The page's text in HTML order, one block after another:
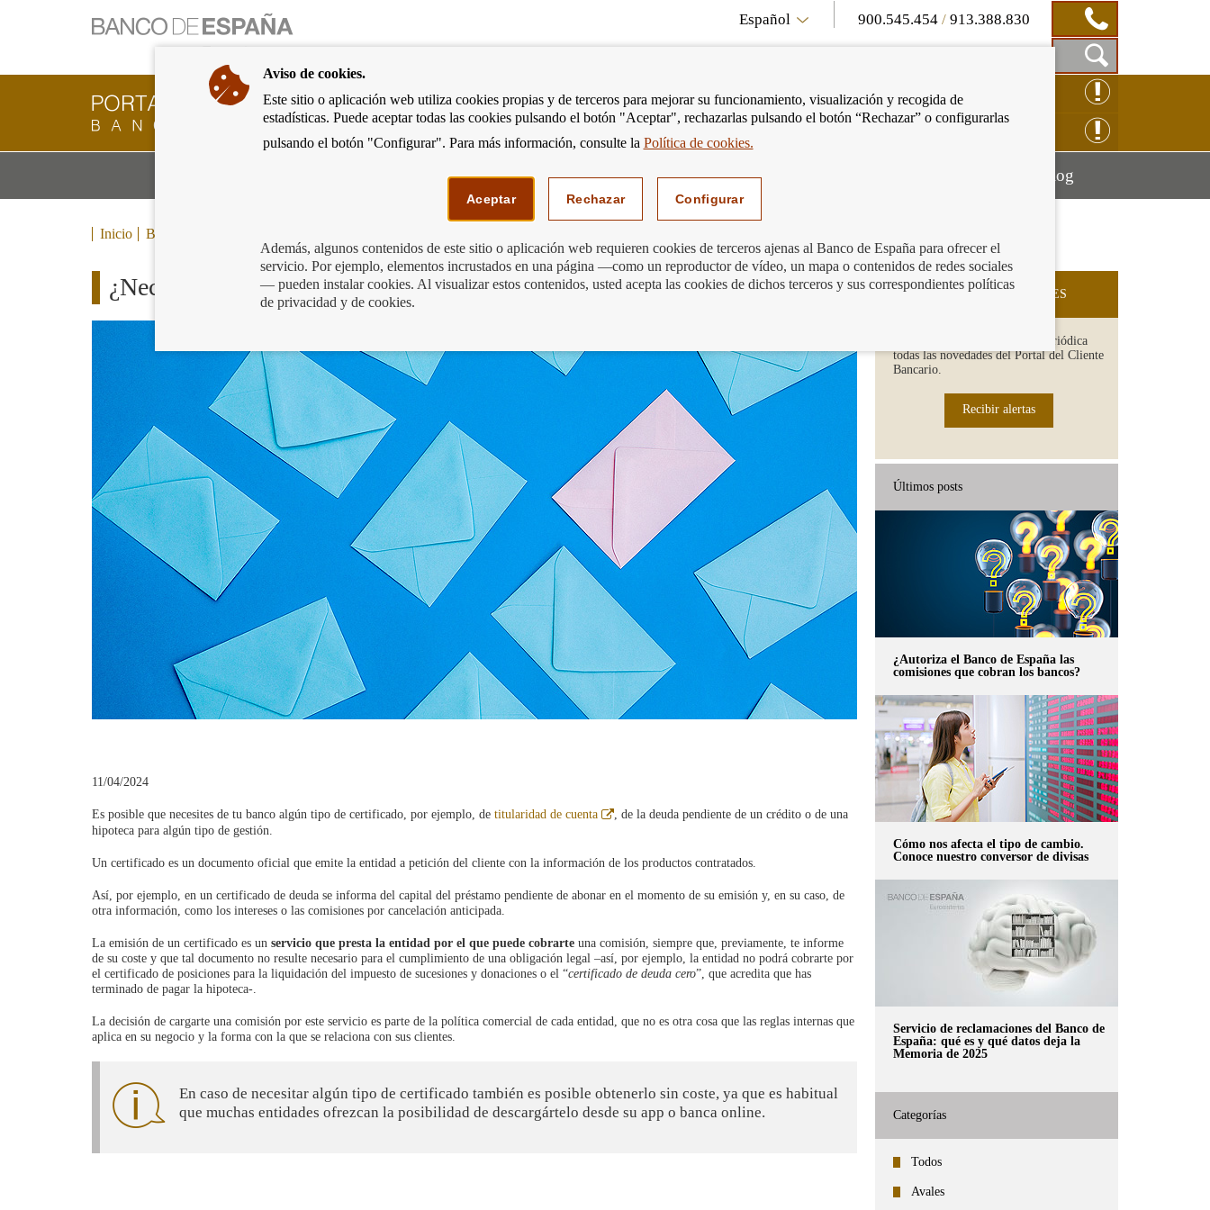
Ir
a
página
de
inicio
del
Español 900.545.454 /913.388.830
Mostrar
Caja
de
Búsqueda
Cliente
Bancario
Banco
ir
a
RECLAMACIÓN ONLINE
Podemos ayudarte Mostrar
menú
BlogMostrar
Inicio Blog
¿Necesitas un certificado de tu entidad?
11/04/2024
Es posible que necesites de tu banco algún tipo de certificado, por ejemplo, de titularidad de cuenta
Abre
, de la deuda pendiente de un crédito o de una
hipoteca para algún tipo de gestión.
Un certificado es un documento oficial que emite la entidad a petición del cliente con la información de los productos contratados.
Así, por ejemplo, en un certificado de deuda se informa del capital del préstamo pendiente de abonar en el momento de su emisión y, en su caso, de
otra información, como los intereses o las comisiones por cancelación anticipada.
La emisión de un certificado es un servicio que presta la entidad por el que puede cobrarte una comisión, siempre que, previamente, te informe
de su coste y que tal documento no resulte necesario para el cumplimiento de una obligación legal –así, por ejemplo, la entidad no podrá cobrarte por
el certificado de posiciones para la liquidación del impuesto de sucesiones y donaciones o el “certificado de deuda cero”, que acredita que has
terminado de pagar la hipoteca-.
La decisión de cargarte una comisión por este servicio es parte de la política comercial de cada entidad, que no es otra cosa que las reglas internas que
aplica en su negocio y la forma con la que se relaciona con sus clientes.
En caso de necesitar algún tipo de certificado también es posible obtenerlo sin coste, ya que es habitual
que muchas entidades ofrezcan la posibilidad de descargártelo desde su app o banca online.
SUSCRIPCIÓN A NOVEDADES
Recibe en tu email de forma periódica
todas las novedades del Portal del Cliente
Bancario.
Recibir alertas
Últimos posts
¿Autoriza el Banco de España las
comisiones que cobran los bancos?
Cómo nos afecta el tipo de cambio.
Conoce nuestro conversor de divisas
Servicio de reclamaciones del Banco de
España: qué es y qué datos deja la
Memoria de 2025
Categorías
Todos
Avales
Aviso de cookies.
Este sitio o aplicación web utiliza cookies propias y de terceros para mejorar su funcionamiento, visualización y recogida de
estadísticas. Puede aceptar todas las cookies pulsando el botón "Aceptar", rechazarlas pulsando el botón “Rechazar” o configurarlas
pulsando el botón "Configurar". Para más información, consulte la Política de cookies.
Aceptar Rechazar Configurar
Además, algunos contenidos de este sitio o aplicación web requieren cookies de terceros ajenas al Banco de España para ofrecer el
servicio. Por ejemplo, elementos incrustados en una página —como un reproductor de vídeo, un mapa o contenidos de redes sociales
— pueden instalar cookies. Al visualizar estos contenidos, usted acepta las cookies de dichos terceros y sus correspondientes políticas
de privacidad y de cookies.